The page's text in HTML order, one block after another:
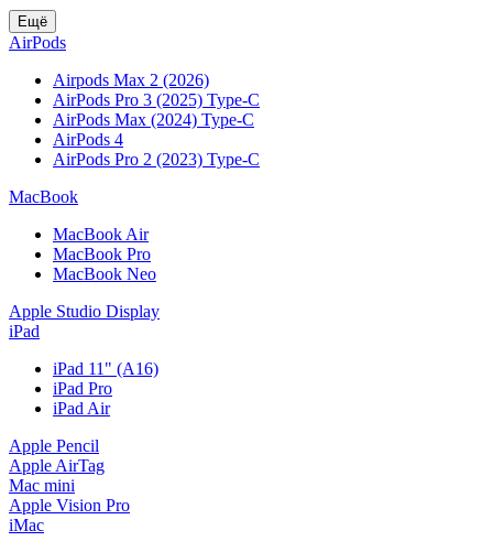
Ещё
AirPods
Airpods Max 2 (2026)
AirPods Pro 3 (2025) Type-C
AirPods Max (2024) Type-C
AirPods 4
AirPods Pro 2 (2023) Type-C
MacBook
MacBook Air
MacBook Pro
MacBook Neo
Apple Studio Display
iPad
iPad 11" (A16)
iPad Pro
iPad Air
Apple Pencil
Apple AirTag
Mac mini
Apple Vision Pro
iMac